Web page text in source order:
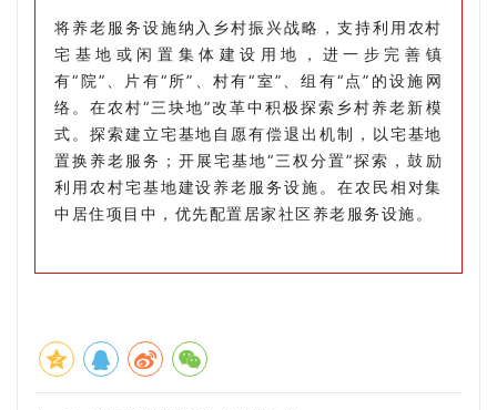
将养老服务设施纳入乡村振兴战略，支持利用农村
宅基地或闲置集体建设用地，进一步完善镇
有“院”、片有“所”、村有“室”、组有“点”的设施网
络。在农村“三块地”改革中积极探索乡村养老新模
式。探索建立宅基地自愿有偿退出机制，以宅基地
置换养老服务；开展宅基地“三权分置”探索，鼓励
利用农村宅基地建设养老服务设施。在农民相对集
中居住项目中，优先配置居家社区养老服务设施。